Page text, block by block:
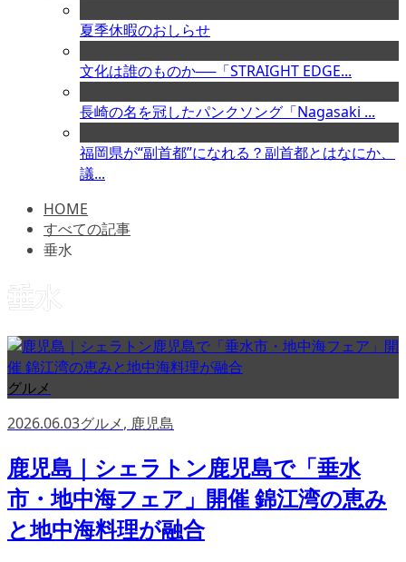
夏季休暇のおしらせ
文化は誰のものか──「STRAIGHT EDGE...
長崎の名を冠したパンクソング「Nagasaki ...
福岡県が“副首都”になれる？副首都とはなにか、
議...
HOME
すべての記事
垂水
垂水
グルメ
2026.06.03グルメ, 鹿児島
鹿児島｜シェラトン鹿児島で「垂水
市・地中海フェア」開催 錦江湾の恵み
と地中海料理が融合